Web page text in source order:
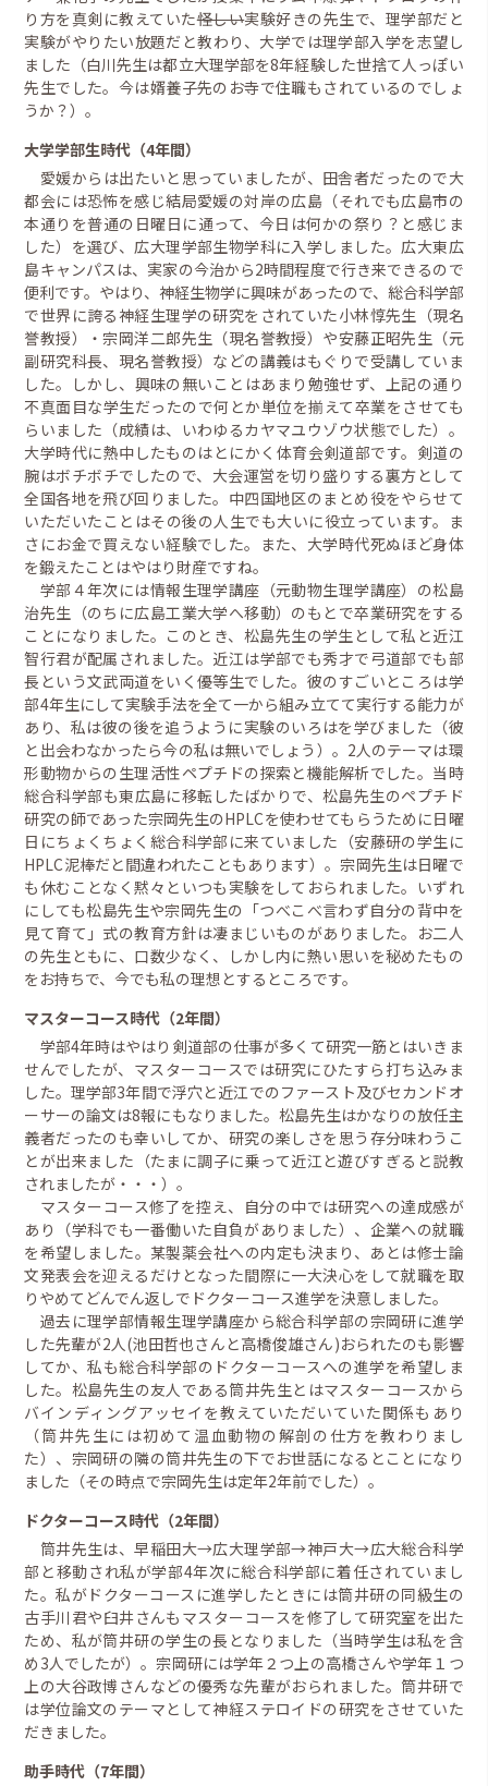
り方を真剣に教えていた怪しい実験好きの先生で、理学部だと
実験がやりたい放題だと教わり、大学では理学部入学を志望し
ました（白川先生は都立大理学部を8年経験した世捨て人っぽい
先生でした。今は婿養子先のお寺で住職もされているのでしょ
うか？）。
大学学部生時代（4年間）
愛媛からは出たいと思っていましたが、田舎者だったので大
都会には恐怖を感じ結局愛媛の対岸の広島（それでも広島市の
本通りを普通の日曜日に通って、今日は何かの祭り？と感じま
した）を選び、広大理学部生物学科に入学しました。広大東広
島キャンパスは、実家の今治から2時間程度で行き来できるので
便利です。やはり、神経生物学に興味があったので、総合科学部
で世界に誇る神経生理学の研究をされていた小林惇先生（現名
誉教授）・宗岡洋二郎先生（現名誉教授）や安藤正昭先生（元
副研究科長、現名誉教授）などの講義はもぐりで受講していま
した。しかし、興味の無いことはあまり勉強せず、上記の通り
不真面目な学生だったので何とか単位を揃えて卒業をさせても
らいました（成績は、いわゆるカヤマユウゾウ状態でした）。
大学時代に熱中したものはとにかく体育会剣道部です。剣道の
腕はボチボチでしたので、大会運営を切り盛りする裏方として
全国各地を飛び回りました。中四国地区のまとめ役をやらせて
いただいたことはその後の人生でも大いに役立っています。ま
さにお金で買えない経験でした。また、大学時代死ぬほど身体
を鍛えたことはやはり財産ですね。
学部４年次には情報生理学講座（元動物生理学講座）の松島
治先生（のちに広島工業大学へ移動）のもとで卒業研究をする
ことになりました。このとき、松島先生の学生として私と近江
智行君が配属されました。近江は学部でも秀才で弓道部でも部
長という文武両道をいく優等生でした。彼のすごいところは学
部4年生にして実験手法を全て一から組み立てて実行する能力が
あり、私は彼の後を追うように実験のいろはを学びました（彼
と出会わなかったら今の私は無いでしょう）。2人のテーマは環
形動物からの生理活性ペプチドの探索と機能解析でした。当時
総合科学部も東広島に移転したばかりで、松島先生のペプチド
研究の師であった宗岡先生のHPLCを使わせてもらうために日曜
日にちょくちょく総合科学部に来ていました（安藤研の学生に
HPLC泥棒だと間違われたこともあります）。宗岡先生は日曜で
も休むことなく黙々といつも実験をしておられました。いずれ
にしても松島先生や宗岡先生の「つべこべ言わず自分の背中を
見て育て」式の教育方針は凄まじいものがありました。お二人
の先生ともに、口数少なく、しかし内に熱い思いを秘めたもの
をお持ちで、今でも私の理想とするところです。
マスターコース時代（2年間）
学部4年時はやはり剣道部の仕事が多くて研究一筋とはいきま
せんでしたが、マスターコースでは研究にひたすら打ち込みま
した。理学部3年間で浮穴と近江でのファースト及びセカンドオ
ーサーの論文は8報にもなりました。松島先生はかなりの放任主
義者だったのも幸いしてか、研究の楽しさを思う存分味わうこ
とが出来ました（たまに調子に乗って近江と遊びすぎると説教
されましたが・・・）。
マスターコース修了を控え、自分の中では研究への達成感が
あり（学科でも一番働いた自負がありました）、企業への就職
を希望しました。某製薬会社への内定も決まり、あとは修士論
文発表会を迎えるだけとなった間際に一大決心をして就職を取
りやめてどんでん返しでドクターコース進学を決意しました。
過去に理学部情報生理学講座から総合科学部の宗岡研に進学
した先輩が2人(池田哲也さんと高橋俊雄さん)おられたのも影響
してか、私も総合科学部のドクターコースへの進学を希望しま
した。松島先生の友人である筒井先生とはマスターコースから
バインディングアッセイを教えていただいていた関係もあり
（筒井先生には初めて温血動物の解剖の仕方を教わりまし
た）、宗岡研の隣の筒井先生の下でお世話になるとことになり
ました（その時点で宗岡先生は定年2年前でした）。
ドクターコース時代（2年間）
筒井先生は、早稲田大→広大理学部→神戸大→広大総合科学
部と移動され私が学部4年次に総合科学部に着任されていまし
た。私がドクターコースに進学したときには筒井研の同級生の
古手川君や臼井さんもマスターコースを修了して研究室を出た
ため、私が筒井研の学生の長となりました（当時学生は私を含
め3人でしたが）。宗岡研には学年２つ上の高橋さんや学年１つ
上の大谷政博さんなどの優秀な先輩がおられました。筒井研で
は学位論文のテーマとして神経ステロイドの研究をさせていた
だきました。
助手時代（7年間）